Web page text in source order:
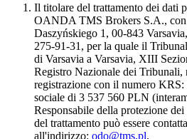
Il titolare del trattamento dei dati
OANDA TMS Brokers S.A., con
Daszyńskiego 1, 00-843
275-91-31, per la quale il
di Varsavia a Varsavia, XIII
Registro Nazionale dei Tribunali,
registrazione con il numero
sociale di 3 537 560 PLN
Responsabile della protezione
del trattamento può essere
all'indirizzo: odo@tms.pl.